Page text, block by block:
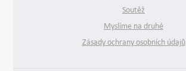
Soutěž
Myslíme na druhé
Zásady ochrany osobních údajů